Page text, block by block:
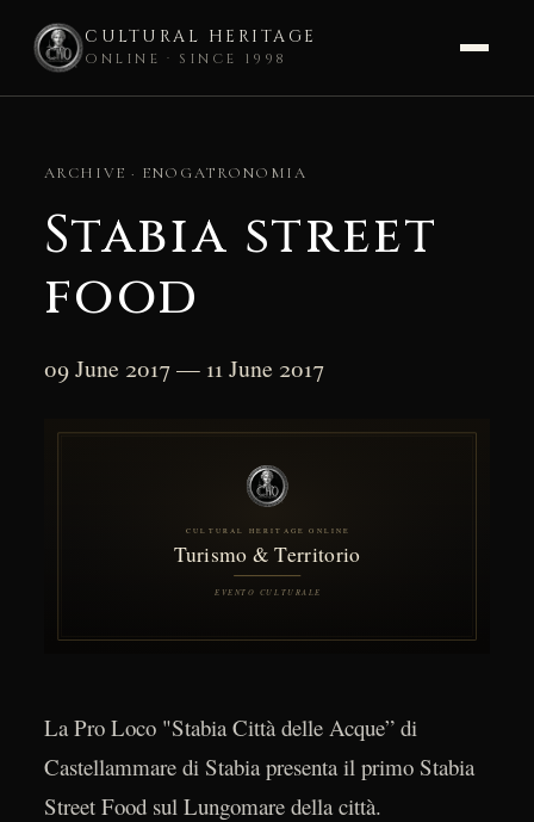
CULTURAL HERITAGE
ONLINE · SINCE 1998
contentARCHIVE · ENOGATRONOMIA
Stabia street
food
09 June 2017 — 11 June 2017
La Pro Loco "Stabia Città delle Acque” di
Castellammare di Stabia presenta il primo Stabia
Street Food sul Lungomare della città.